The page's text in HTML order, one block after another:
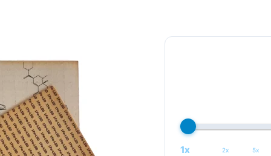
1x 2x 5x